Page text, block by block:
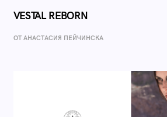
VESTAL REBORN
ОТ AНАСТАСИЯ ПЕЙЧИНСКА